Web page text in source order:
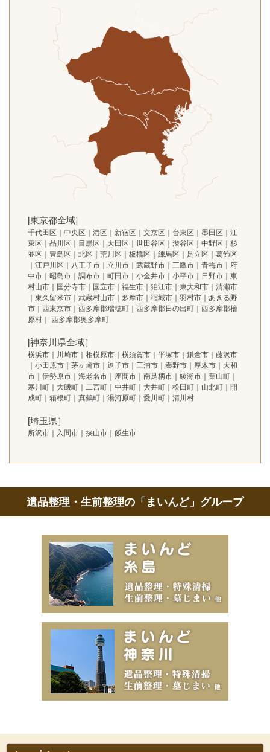
[東京都全域]
千代田区｜中央区｜港区｜新宿区｜文京区｜台東区｜墨田区｜江
東区｜品川区｜目黒区｜大田区｜世田谷区｜渋谷区｜中野区｜杉
並区｜豊島区｜北区｜荒川区｜板橋区｜練馬区｜足立区｜葛飾区
｜江戸川区｜八王子市｜立川市｜武蔵野市｜三鷹市｜青梅市｜府
中市｜昭島市｜調布市｜町田市｜小金井市｜小平市｜日野市｜東
村山市｜国分寺市｜国立市｜福生市｜狛江市｜東大和市｜清瀬市
｜東久留米市｜武蔵村山市｜多摩市｜稲城市｜羽村市｜あきる野
市｜西東京市｜西多摩郡瑞穂町｜西多摩郡日の出町｜西多摩郡檜
原村｜ 西多摩郡奥多摩町
[神奈川県全域］
横浜市｜川崎市｜相模原市｜横須賀市｜平塚市｜鎌倉市｜藤沢市
｜小田原市｜茅ヶ崎市｜逗子市｜三浦市｜秦野市｜厚木市｜大和
市｜伊勢原市｜海老名市｜座間市｜南足柄市｜綾瀬市｜葉山町｜
寒川町｜大磯町｜二宮町｜中井町｜大井町｜松田町｜山北町｜開
成町｜箱根町｜真鶴町｜湯河原町｜愛川町｜清川村
[埼玉県］
所沢市｜入間市｜挟山市｜飯生市
遺品整理・生前整理の「まいんど」グループ